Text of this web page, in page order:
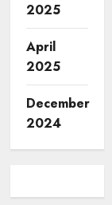
2025
April
2025
December
2024